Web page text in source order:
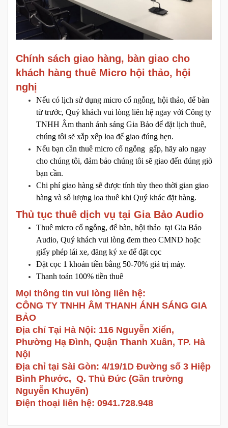
Chính sách giao hàng, bàn giao cho
khách hàng thuê Micro hội thảo, hội
nghị
Nếu có lịch sử dụng micro cổ ngỗng, hội thảo, để bàn
từ trước, Quý khách vui lòng liên hệ ngay với Công ty
TNHH Âm thanh ánh sáng Gia Bảo để đặt lịch thuê,
chúng tôi sẽ xắp xếp loa để giao đúng hẹn.
Nếu bạn cần thuê micro cổ ngỗng gấp, hãy alo ngay
cho chúng tôi, đảm bảo chúng tôi sẽ giao đến đúng giờ
bạn cần.
Chi phí giao hàng sẽ được tính tùy theo thời gian giao
hàng và số lượng loa thuê khi Quý khác đặt hàng.
Thủ tục thuê dịch vụ tại Gia Bảo Audio
Thuê micro cổ ngỗng, để bàn, hội thảo tại Gia Bảo
Audio, Quý khách vui lòng đem theo CMND hoặc
giấy phép lái xe, đăng ký xe để đặt cọc
Đặt cọc 1 khoản tiền bằng 50-70% giá trị máy.
Thanh toán 100% tiền thuê
Mọi thông tin vui lòng liên hệ:
CÔNG TY TNHH ÂM THANH ÁNH SÁNG GIA
BẢO
Địa chỉ Tại Hà Nội: 116 Nguyễn Xiển,
Phường Hạ Đình, Quận Thanh Xuân, TP. Hà
Nội
Địa chỉ tại Sài Gòn: 4/19/1D Đường số 3 Hiệp
Bình Phước, Q. Thủ Đức (Gần trường
Nguyễn Khuyến)
Điện thoại liên hệ: 0941.728.948